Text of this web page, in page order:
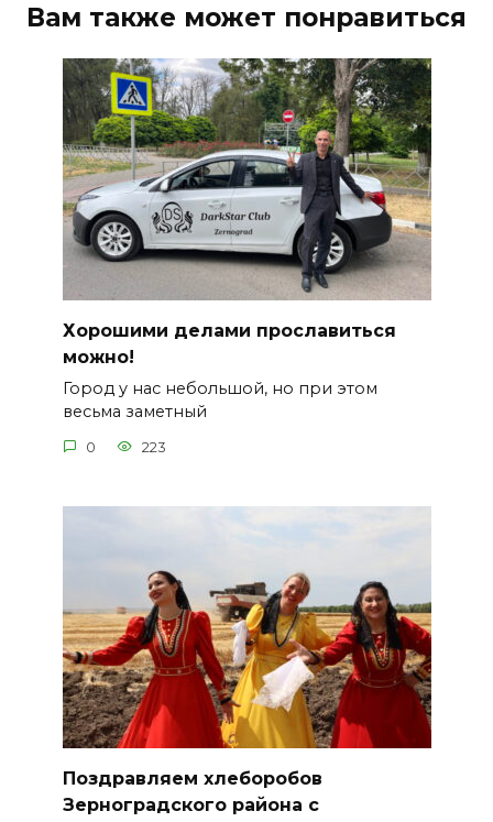
Вам также может понравиться
Хорошими делами прославиться
можно!
Город у нас небольшой, но при этом
весьма заметный
0 223
Поздравляем хлеборобов
Зерноградского района с